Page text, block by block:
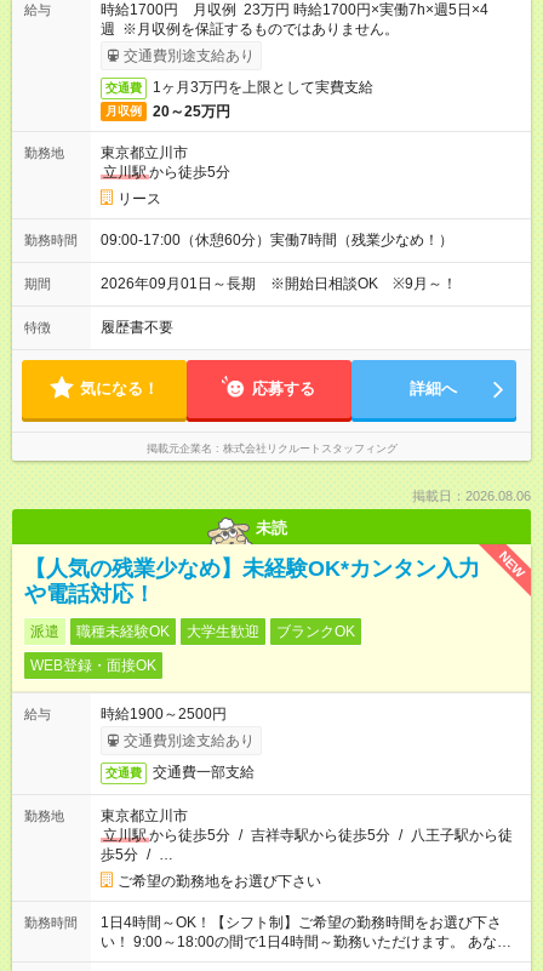
給与
時給1700円 月収例 23万円 時給1700円×実働7h×週5日×4
週 ※月収例を保証するものではありません。
交通費別途支給あり
交通費 1ヶ月3万円を上限として実費支給
月収例 20～25万円
勤務地
東京都立川市
立川駅から徒歩5分
リース
勤務時間 09:00-17:00（休憩60分）実働7時間（残業少なめ！）
期間 2026年09月01日～長期 ※開始日相談OK ※9月～！
特徴 履歴書不要
気になる！ 応募する 詳細へ
掲載元企業名 株式会社リクルートスタッフィング
掲載日：2026.08.06
未読
NEW
【人気の残業少なめ】未経験OK*カンタン入力
や電話対応！
派遣 職種未経験OK 大学生歓迎
ブランクOK
WEB登録・面接OK
給与
時給1900～2500円
交通費別途支給あり
交通費 交通費一部支給
勤務地
東京都立川市
立川駅から徒歩5分 / 吉祥寺駅から徒歩5分 / 八王子駅から徒
歩5分 / …
ご希望の勤務地をお選び下さい
勤務時間
1日4時間～OK！【シフト制】ご希望の勤務時間をお選び下さ
い！ 9:00～18:00の間で1日4時間～勤務いただけます。 あなた
のライフスタイルに合った勤務時間で働きましょう。 その他の